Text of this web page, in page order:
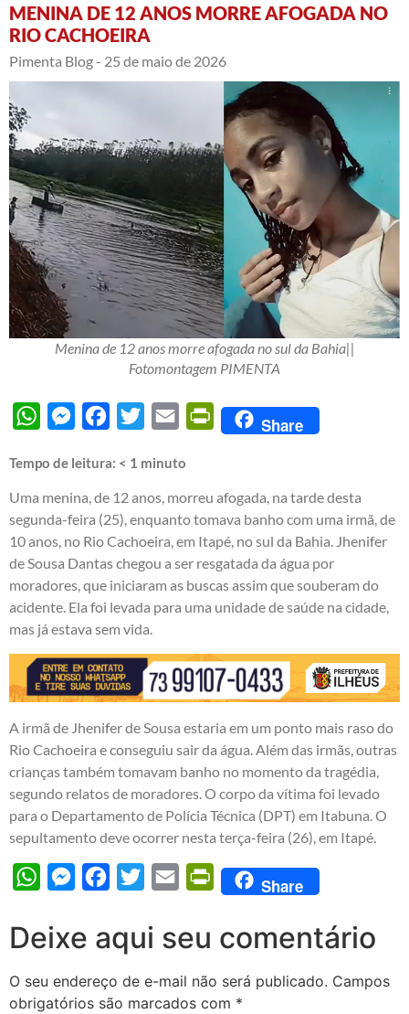
MENINA DE 12 ANOS MORRE AFOGADA NO
RIO CACHOEIRA
Pimenta Blog - 25 de maio de 2026
Menina de 12 anos morre afogada no sul da Bahia||
Fotomontagem PIMENTA
WhatsAppMessengerFacebook
Twitter Email PrintFriendly
Share
Tempo de leitura: < 1 minuto
Uma menina, de 12 anos, morreu afogada, na tarde desta
segunda-feira (25), enquanto tomava banho com uma irmã, de
10 anos, no Rio Cachoeira, em Itapé, no sul da Bahia. Jhenifer
de Sousa Dantas chegou a ser resgatada da água por
moradores, que iniciaram as buscas assim que souberam do
acidente. Ela foi levada para uma unidade de saúde na cidade,
mas já estava sem vida.
A irmã de Jhenifer de Sousa estaria em um ponto mais raso do
Rio Cachoeira e conseguiu sair da água. Além das irmãs, outras
crianças também tomavam banho no momento da tragédia,
segundo relatos de moradores. O corpo da vítima foi levado
para o Departamento de Polícia Técnica (DPT) em Itabuna. O
sepultamento deve ocorrer nesta terça-feira (26), em Itapé.
WhatsAppMessengerFacebook
Twitter Email PrintFriendly
Share
Deixe aqui seu comentário
O seu endereço de e-mail não será publicado. Campos
obrigatórios são marcados com *